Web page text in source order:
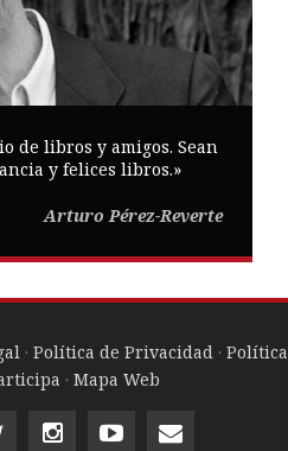
de libros y amigos. Sean
y felices libros.»
Arturo Pérez-Reverte
· Política de Privacidad · Política
· Mapa Web